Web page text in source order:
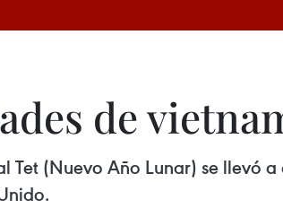
de
Tet (Nuevo Año Lunar) se llevó